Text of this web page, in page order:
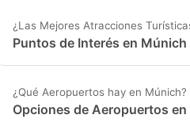
¿Las Mejores Atracciones
Puntos de Interés en Múnich
¿Qué Aeropuertos hay en Múnich?
Opciones de Aeropuertos